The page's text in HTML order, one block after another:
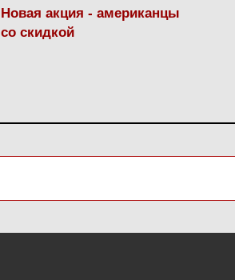
Новая акция - американцы
со скидкой